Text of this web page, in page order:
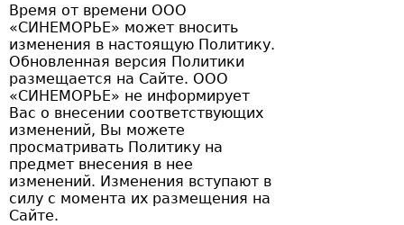
Время от времени ООО
«СИНЕМОРЬЕ» может вносить
изменения в настоящую Политику.
Обновленная версия Политики
размещается на Сайте. ООО
«СИНЕМОРЬЕ» не информирует
Вас о внесении соответствующих
изменений, Вы можете
просматривать Политику на
предмет внесения в нее
изменений. Изменения вступают в
силу с момента их размещения на
Сайте.